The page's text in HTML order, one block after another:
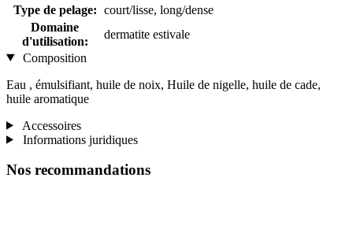
Type de pelage: court/lisse, long/dense
Domaine
d'utilisation:
dermatite estivale
Composition
Eau , émulsifiant, huile de noix, Huile de nigelle, huile de cade,
huile aromatique
Accessoires
Informations juridiques
Nos recommandations